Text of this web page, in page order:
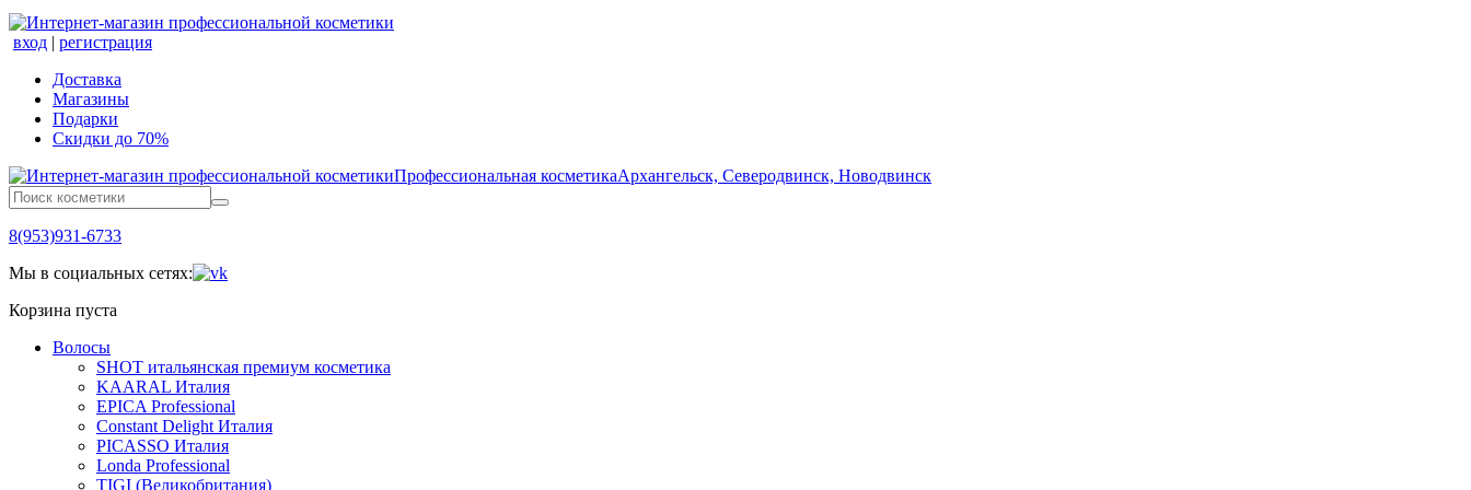
вход | регистрация
Доставка
Магазины
Подарки
Скидки до 70%
Профессиональная косметикаАрхангельск, Северодвинск, Новодвинск
8(953)931-6733
Мы в социальных сетях:
Корзина пуста
Волосы
SHOT итальянская премиум косметика
KAARAL Италия
EPICA Professional
Constant Delight Италия
PICASSO Италия
Londa Professional
TIGI (Великобритания)